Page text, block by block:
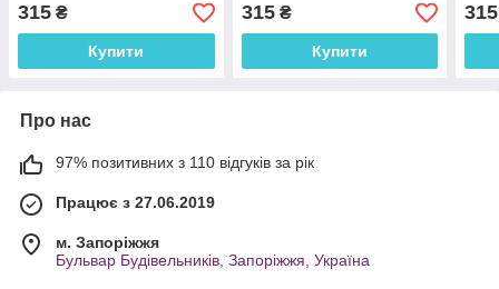
315 ₴
Купити
315₴
Купити
315
Про нас
97% позитивних з 110 відгуків за рік
Працює з 27.06.2019
м. Запоріжжя
Бульвар Будівельників, Запоріжжя, Україна